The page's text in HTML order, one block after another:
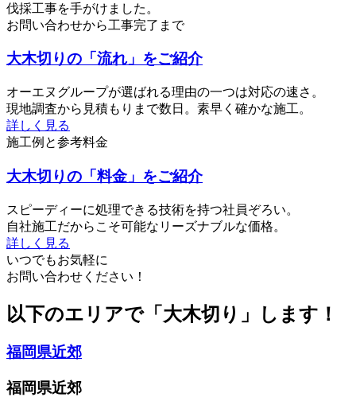
伐採工事を手がけました。
お問い合わせから工事完了まで
大木切りの「流れ」をご紹介
オーエヌグループが選ばれる理由の一つは対応の速さ。
現地調査から見積もりまで数日。素早く確かな施工。
詳しく見る
施工例と参考料金
大木切りの「料金」をご紹介
スピーディーに処理できる技術を持つ社員ぞろい。
自社施工だからこそ可能なリーズナブルな価格。
詳しく見る
いつでもお気軽に
お問い合わせください！
以下のエリアで「大木切り」します！
福岡県近郊
福岡県近郊